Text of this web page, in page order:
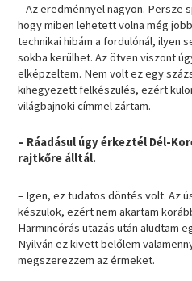
– Az eredménnyel nagyon. Persze
hogy miben lehetett volna még
technikai hibám a fordulónál, ilyen
sokba kerülhet. Az ötven viszont
elképzeltem. Nem volt ez egy
kihegyezett felkészülés, ezért
világbajnoki címmel zártam.
– Ráadásul úgy érkeztél Dél-
rajtkőre álltál.
– Igen, ez tudatos döntés volt. Az
készülök, ezért nem akartam
Harmincórás utazás után aludtam
Nyilván ez kivett belőlem
megszerezzem az érmeket.